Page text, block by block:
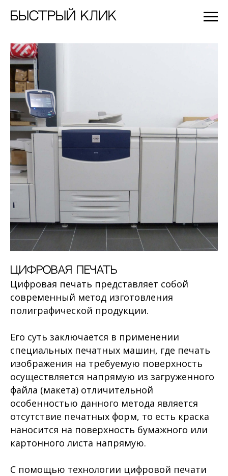
Быстрый Клик
Цифровая печать
Цифровая печать представляет собой
современный метод изготовления
полиграфической продукции.
Его суть заключается в применении
специальных печатных машин, где печать
изображения на требуемую поверхность
осуществляется напрямую из загруженного
файла (макета) отличительной
особенностью данного метода является
отсутствие печатных форм, то есть краска
наносится на поверхность бумажного или
картонного листа напрямую.
С помощью технологии цифровой печати